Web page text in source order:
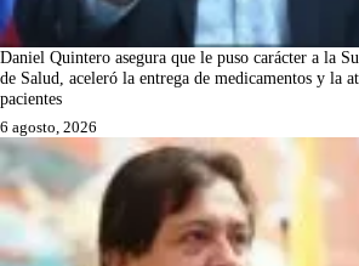
Daniel Quintero asegura que le puso carácter a la
de Salud, aceleró la entrega de medicamentos y la
pacientes
6 agosto, 2026